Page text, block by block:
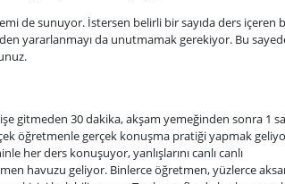
de sunuyor. İstersen belirli bir sayıda ders içeren
yararlanmayı da unutmamak gerekiyor. Bu
gitmeden 30 dakika, akşam yemeğinden sonra 1
öğretmenle gerçek konuşma pratiği yapmak
her ders konuşuyor, yanlışlarını canlı canlı
havuzu geliyor. Binlerce öğretmen, yüzlerce